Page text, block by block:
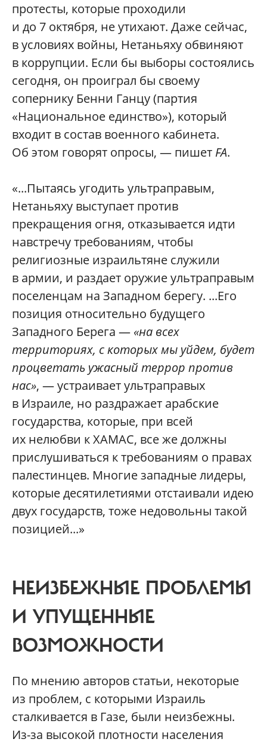
протесты, которые проходили
и до 7 октября, не утихают. Даже сейчас,
в условиях войны, Нетаньяху обвиняют
в коррупции. Если бы выборы состоялись
сегодня, он проиграл бы своему
сопернику Бенни Ганцу (партия
«Национальное единство»), который
входит в состав военного кабинета.
Об этом говорят опросы, — пишет FA.
«...Пытаясь угодить ультраправым,
Нетаньяху выступает против
прекращения огня, отказывается идти
навстречу требованиям, чтобы
религиозные израильтяне служили
в армии, и раздает оружие ультраправым
поселенцам на Западном берегу. ...Его
позиция относительно будущего
Западного Берега — «на всех
территориях, с которых мы уйдем, будет
процветать ужасный террор против
нас», — устраивает ультраправых
в Израиле, но раздражает арабские
государства, которые, при всей
их нелюбви к ХАМАС, все же должны
прислушиваться к требованиям о правах
палестинцев. Многие западные лидеры,
которые десятилетиями отстаивали идею
двух государств, тоже недовольны такой
позицией...»
НЕИЗБЕЖНЫЕ ПРОБЛЕМЫ
И УПУЩЕННЫЕ
ВОЗМОЖНОСТИ
По мнению авторов статьи, некоторые
из проблем, с которыми Израиль
сталкивается в Газе, были неизбежны.
Из-за высокой плотности населения